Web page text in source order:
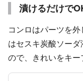
漬けるだけで
コンロはパーツを
はセスキ炭酸ソー
ので、きれいをキー